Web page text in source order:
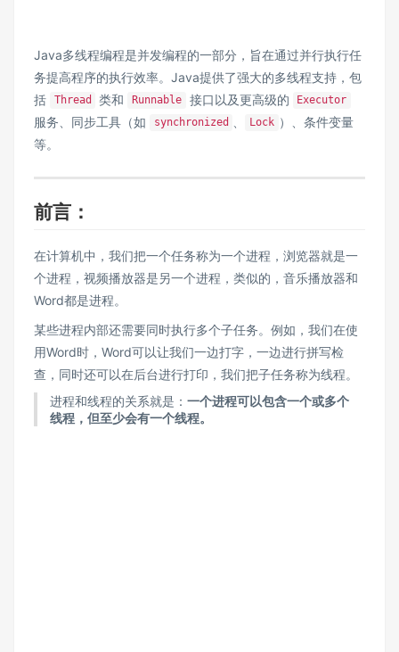
Java多线程编程是并发编程的一部分，旨在通过并行执行任
务提高程序的执行效率。Java提供了强大的多线程支持，包
括
Thread 类和 Runnable 接口以及更高级的 Executor
服务、同步工具（如 synchronized Lock ）、条件变量
等。
前言：
在计算机中，我们把一个任务称为一个进程，浏览器就是一
个进程，视频播放器是另一个进程，类似的，音乐播放器和
Word都是进程。
某些进程内部还需要同时执行多个子任务。例如，我们在使
用Word时，Word可以让我们一边打字，一边进行拼写检
查，同时还可以在后台进行打印，我们把子任务称为线程。
进程和线程的关系就是： 一个进程可以包含一个或多个
线程，但至少会有一个线程。